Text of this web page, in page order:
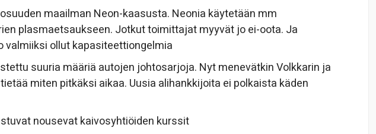
maailman Neon-kaasusta. Neonia käytetään mm
plasmaetsaukseen. Jotkut toimittajat myyvät jo ei-oota. Ja
valmiiksi ollut kapasiteettiongelmia
suuria määriä autojen johtosarjoja. Nyt menevätkin Volkkarin ja
miten pitkäksi aikaa. Uusia alihankkijoita ei polkaista käden
nousevat kaivosyhtiöiden kurssit